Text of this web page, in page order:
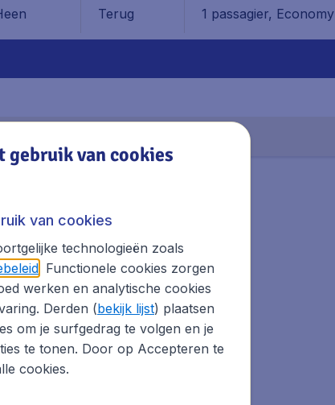
Terug 1 passagier, Economy
van cookies
van cookies
technologieën zoals
. Functionele cookies zorgen
werken en analytische cookies
Derden (bekijk lijst) plaatsen
om je surfgedrag te volgen en je
te tonen. Door op Accepteren te
cookies.